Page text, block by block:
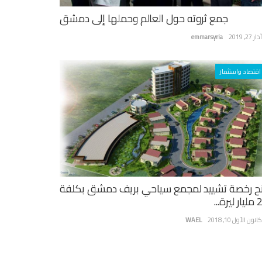
جمع ثروته حول العالم وحملها إلى دمشق
emmarsyria 2019
اقتصاد واستثمار
رخصة تشييد لمجمع سياحي بريف دمشق بكلفة
WAEL الأول 10, 2018